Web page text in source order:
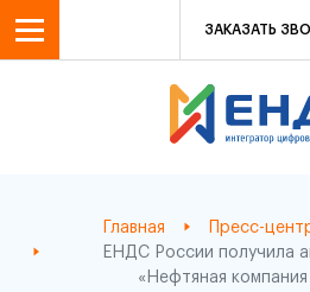
ЗАКАЗАТЬ
Главная Пресс-
ЕНДС России получила
«Нефтяная